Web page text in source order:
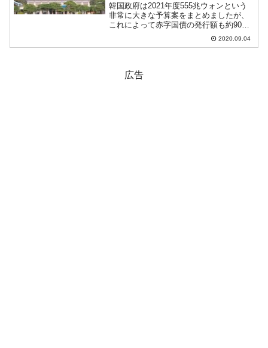
韓国政府は2021年度555兆ウォンという
非常に大きな予算案をまとめましたが、
これによって赤字国債の発行額も約90兆
ウォンとなり、韓国政府の債務（借金で
す）も史上最大の金額に膨れあがりま
2020.09.04
広告